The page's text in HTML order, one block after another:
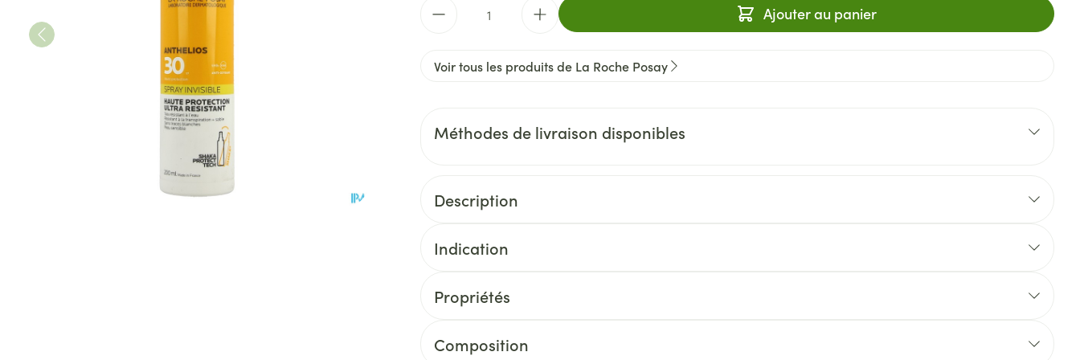
Ajouter au panier
Voir tous les produits de La Roche Posay
Méthodes de livraison disponibles
Description
Indication
Propriétés
Composition